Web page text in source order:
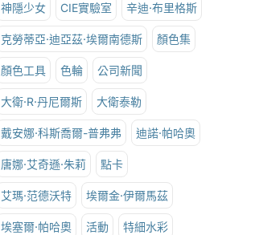
神隱少女 CIE實驗室 辛迪·布里格斯
克勞蒂亞·迪亞茲·埃爾南德斯 顏色集
顏色工具 色輪 公司新聞
大衛·R·丹尼爾斯 大衛泰勒
戴安娜·科斯喬爾-普弗弗 迪諾·帕哈奧
唐娜·艾奇遜·朱莉 點卡
艾瑪·范德沃特 埃爾金·伊爾馬茲
埃塞爾·帕哈奧 活動 特細水彩